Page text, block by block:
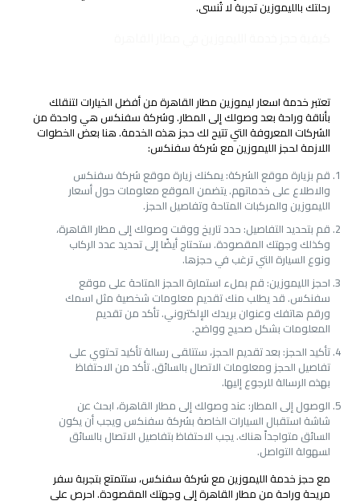
رحلتك بالليموزين تجربة لا تُنسى.
تعتبر خدمة اسعار ليموزين مطار القاهرة من أفضل الخيارات لتنقلك
بأناقة وراحة بعد وصولك إلى المطار. وشركة سفنكس هي واحدة من
الشركات المعروفة التي تتيح لك حجز هذه الخدمة. هنا بعض الخطوات
اللازمة لحجز الليموزين مع شركة سفنكس:
قم بزيارة موقع الشركة: يمكنك زيارة موقع شركة سفنكس
والاطلاع على خدماتهم. يتضمن الموقع معلومات حول أسعار
الليموزين والمركبات المتاحة وتفاصيل الحجز.
قم بتحديد التفاصيل: حدد تاريخ ووقت وصولك إلى مطار القاهرة،
وكذلك وجهتك المقصودة. ستحتاج أيضًا إلى تحديد عدد الركاب
ونوع السيارة التي ترغب في حجزها.
احجز الليموزين: قم بملء استمارة الحجز المتاحة على موقع
سفنكس. قد يطلب منك تقديم معلومات شخصية مثل اسمك
ورقم هاتفك وعنوان بريدك الإلكتروني. تأكد من تقديم
المعلومات بشكل صحيح وواضح.
تأكيد الحجز: بعد تقديم الحجز، ستتلقى رسالة تأكيد تحتوي على
تفاصيل الحجز ومعلومات الاتصال بالسائق. تأكد من الاحتفاظ
بهذه الرسالة للرجوع إليها.
الوصول إلى المطار: عند وصولك إلى مطار القاهرة، ابحث عن
شاشة استقبال السيارات الخاصة بشركة سفنكس ويجب أن يكون
السائق متواجداً هناك. يجب الاحتفاظ بتفاصيل الاتصال بالسائق
لسهولة التواصل.
مع حجز خدمة الليموزين مع شركة سفنكس، ستتمتع بتجربة سفر
مريحة وراحة من مطار القاهرة إلى وجهتك المقصودة. احرص على